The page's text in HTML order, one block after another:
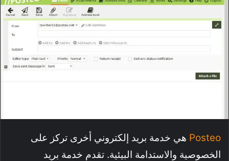
Posteo هي خدمة بريد إلكتروني أخرى تركز على
الخصوصية والاستدامة البيئية. تقدم خدمة بريد